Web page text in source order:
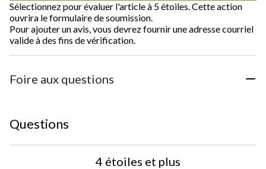
Sélectionnez pour évaluer l'article à 5 étoiles. Cette action
ouvrira le formulaire de soumission.
Pour ajouter un avis, vous devrez fournir une adresse courriel
valide à des fins de vérification.
Foire aux questions
Questions
4 étoiles et plus